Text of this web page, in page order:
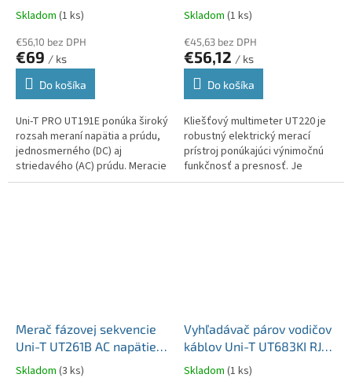
RMS 600V AC/DC prúd do
20A MIE0368
Skladom (1 ks)
€56,10 bez DPH
€69 / ks
Do košíka
Uni-T PRO UT191E ponúka široký
rozsah meraní napätia a prúdu,
jednosmerného (DC) aj
striedavého (AC) prúdu. Meracie
rozsahy pokrývajú napätie až do
MIE0180
Skladom (1 ks)
€45,63 bez DPH
€56,12 / ks
Do košíka
Kliešťový multimeter UT220 je
robustný elektrický merací
prístroj ponúkajúci výnimočnú
funkčnosť a presnosť. Je
ideálnou voľbou pre
Merač fázovej sekvencie
Uni-T UT261B AC napätie :
90~600 V Frekvencia :
15~400 Hz MIE0414
Skladom (3 ks)
Vyhľadávač párov vodičov
káblov Uni-T UT683KI RJ11
a RJ45 MIE0457
Skladom (1 ks)